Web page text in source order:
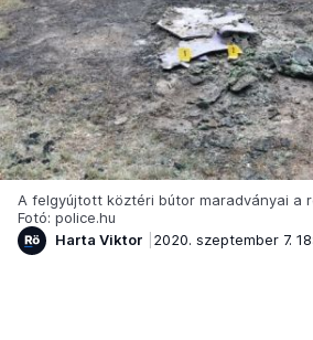
A felgyújtott köztéri bútor maradványai a
Fotó: police.hu
Harta Viktor
2020. szeptember 7.